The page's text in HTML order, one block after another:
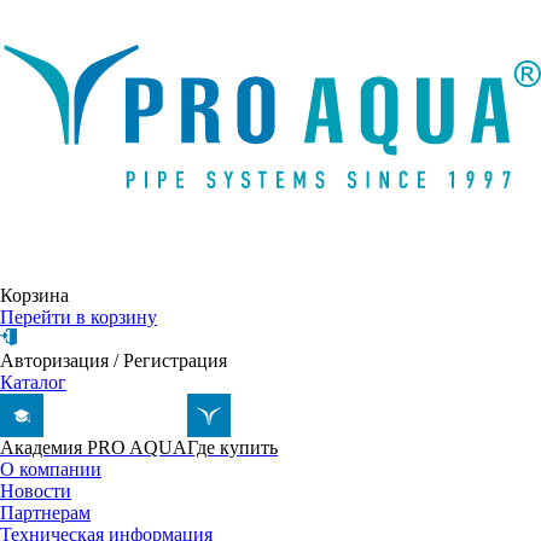
Корзина
Перейти в корзину
Авторизация /Регистрация
Каталог
Академия PRO AQUAГде купить
О компании
Новости
Партнерам
Техническая информация